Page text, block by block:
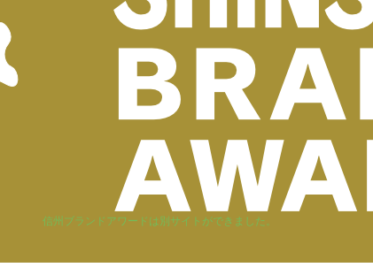
信州ブランドアワードは別サイトができました。